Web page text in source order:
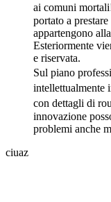
ai comuni
portato a
appartengono
Esteriormente
e riservata.
Sul piano
intellettualmente
con dettagli di
innovazione
problemi anche
ciuaz